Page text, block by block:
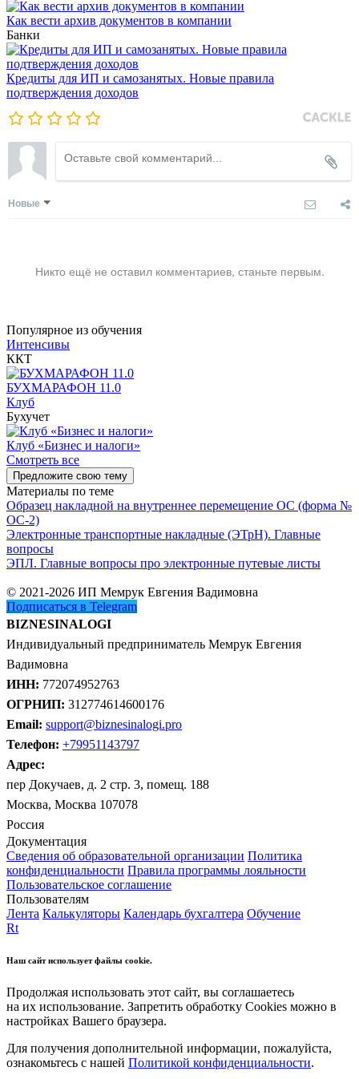
Как вести архив документов в компании
Банки
Кредиты для ИП и самозанятых. Новые правила
подтверждения доходов
Новые
Никто ещё не оставил комментариев, станьте первым.
Популярное из обучения
Интенсивы
ККТ
БУХМАРАФОН 11.0
Клуб
Бухучет
Клуб «Бизнес и налоги»
Смотреть все
Предложите свою тему
Материалы по теме
Образец накладной на внутреннее перемещение ОС (форма №
ОС-2)
Электронные транспортные накладные (ЭТрН). Главные
вопросы
ЭПЛ. Главные вопросы про электронные путевые листы
© 2021-2026 ИП Мемрук Евгения Вадимовна
Подписаться в Telegram
BIZNESINALOGI
Индивидуальный предприниматель Мемрук Евгения
Вадимовна
ИНН: 772074952763
ОГРНИП: 312774614600176
Email: support@biznesinalogi.pro
Телефон: +79951143797
Адрес:
пер Докучаев, д. 2 стр. 3, помещ. 188
Москва, Москва 107078
Россия
Документация
Сведения об образовательной организации Политика
конфиденциальности Правила программы лояльности
Пользовательское соглашение
Пользователям
Лента Калькуляторы Календарь бухгалтера Обучение
Rt
Наш сайт использует файлы cookie.
Продолжая использовать этот сайт, вы соглашаетесь
на их использование. Запретить обработку Cookies можно в
настройках Вашего браузера.
Для получения дополнительной информации, пожалуйста,
ознакомьтесь с нашей Политикой конфиденциальности.